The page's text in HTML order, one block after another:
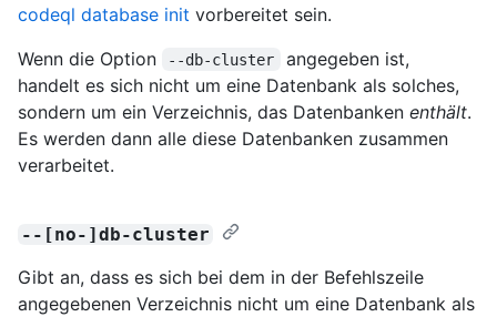
codeql database init vorbereitet sein.
Wenn die Option
--db-cluster
angegeben ist,
handelt es sich nicht um eine Datenbank als solches,
sondern um ein Verzeichnis, das Datenbanken enthält.
Es werden dann alle diese Datenbanken zusammen
verarbeitet.
--[no-]db-cluster
Gibt an, dass es sich bei dem in der Befehlszeile
angegebenen Verzeichnis nicht um eine Datenbank als